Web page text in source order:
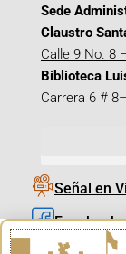
Sede
Claustro
Calle 9 No. 8
Biblioteca
Carrera 6 #
Señal en